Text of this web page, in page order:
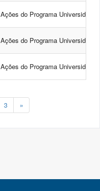
Ações do Programa Universidade
Ações do Programa
Ações do Programa
3 »